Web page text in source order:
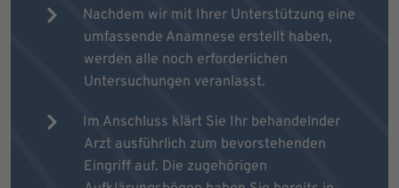
Nachdem wir mit Ihrer Unterstützung eine
umfassende Anamnese erstellt haben,
werden alle noch erforderlichen
Untersuchungen veranlasst.
Im Anschluss klärt Sie Ihr behandelnder
Arzt ausführlich zum bevorstehenden
Eingriff auf. Die zugehörigen